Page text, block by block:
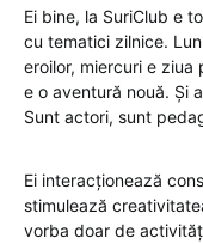
Ei bine, la SuriClub e
cu tematici zilnice.
eroilor, miercuri e ziua
e o aventură nouă. Și
Sunt actori, sunt
Ei interacționează
stimulează
vorba doar de